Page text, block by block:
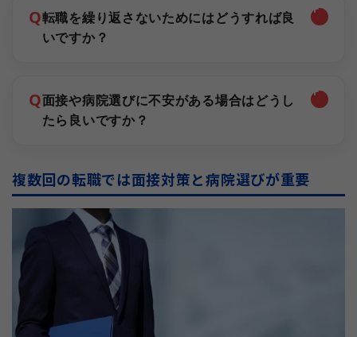
Q転職を繰り返さないためにはどうすれば良
いですか？
Q面接や病院選びに不安がある場合はどうし
たら良いですか？
複数回の転職では面接対策と病院選びが重要